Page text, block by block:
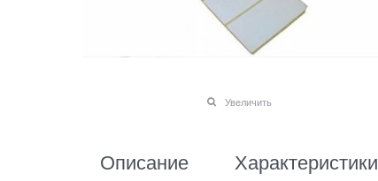
Увеличить
Описание Характеристики